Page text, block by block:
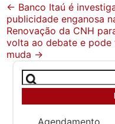
Post
navigation
← Banco Itaú é
publicidade enganosa
Renovação da CNH
volta ao debate e pode
muda →
Agendamento